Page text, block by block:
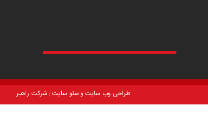
طراحی وب سایت و سئو سایت: شرکت راهبر